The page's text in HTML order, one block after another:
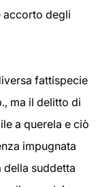
accorto degli
fattispecie
ma il delitto di
a querela e ciò
impugnata
della suddetta